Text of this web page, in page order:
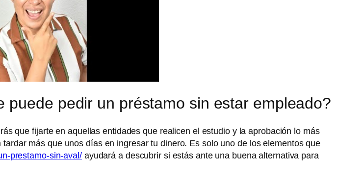
pedir un préstamo sin estar empleado?
que fijarte en aquellas entidades que realicen el estudio y la aprobación lo más
más que unos días en ingresar tu dinero. Es solo uno de los elementos que
prestamo-sin-aval/ayudará a descubrir si estás ante una buena alternativa para